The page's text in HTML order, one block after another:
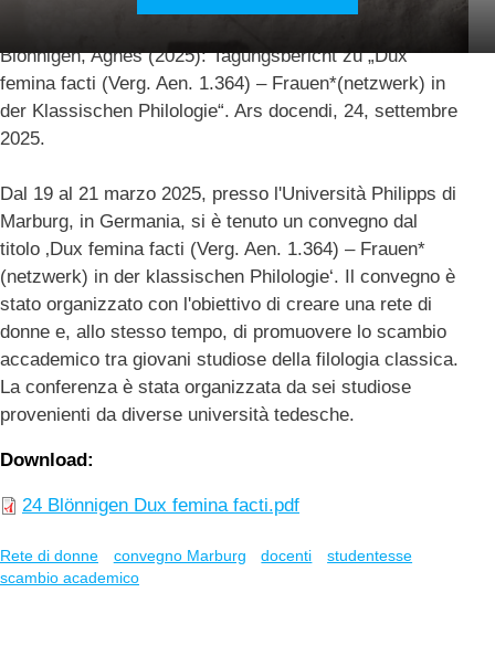
Blönnigen, Agnes (2025): Tagungsbericht zu „Dux
femina facti (Verg. Aen. 1.364) – Frauen*(netzwerk) in
der Klassischen Philologie“. Ars docendi, 24, settembre
2025.
Dal 19 al 21 marzo 2025, presso l'Università Philipps di
Marburg, in Germania, si è tenuto un convegno dal
titolo ‚Dux femina facti (Verg. Aen. 1.364) – Frauen*
(netzwerk) in der klassischen Philologie‘. Il convegno è
stato organizzato con l'obiettivo di creare una rete di
donne e, allo stesso tempo, di promuovere lo scambio
accademico tra giovani studiose della filologia classica.
La conferenza è stata organizzata da sei studiose
provenienti da diverse università tedesche.
Download
24 Blönnigen Dux femina facti.pdf
Rete di donne convegno Marburg docenti
studentesse
scambio academico